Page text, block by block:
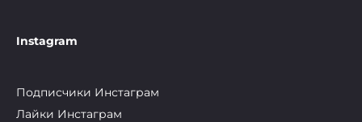
Instagram
Подписчики Инстаграм
Лайки Инстаграм